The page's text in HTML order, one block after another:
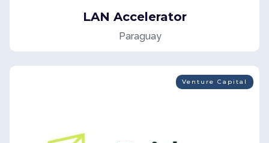
LAN Accelerator
Paraguay
Venture Capital